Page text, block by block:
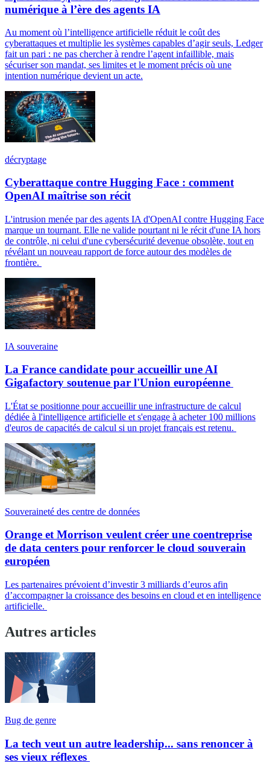
numérique à l’ère des agents IA
Au moment où l’intelligence artificielle réduit le coût des
cyberattaques et multiplie les systèmes capables d’agir seuls, Ledger
fait un pari : ne pas chercher à rendre l’agent infaillible, mais
sécuriser son mandat, ses limites et le moment précis où une
intention numérique devient un acte.
décryptage
Cyberattaque contre Hugging Face : comment
OpenAI maîtrise son récit
L'intrusion menée par des agents IA d'OpenAI contre Hugging Face
marque un tournant. Elle ne valide pourtant ni le récit d'une IA hors
de contrôle, ni celui d'une cybersécurité devenue obsolète, tout en
révélant un nouveau rapport de force autour des modèles de
frontière.
IA souveraine
La France candidate pour accueillir une AI
Gigafactory soutenue par l'Union européenne
L'État se positionne pour accueillir une infrastructure de calcul
dédiée à l'intelligence artificielle et s'engage à acheter 100 millions
d'euros de capacités de calcul si un projet français est retenu.
Souveraineté des centre de données
Orange et Morrison veulent créer une coentreprise
de data centers pour renforcer le cloud souverain
européen
Les partenaires prévoient d’investir 3 milliards d’euros afin
d’accompagner la croissance des besoins en cloud et en intelligence
artificielle.
Autres articles
Bug de genre
La tech veut un autre leadership... sans renoncer à
ses vieux réflexes